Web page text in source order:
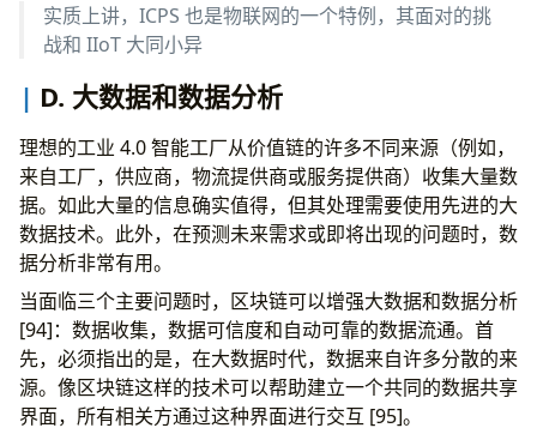
实质上讲，ICPS 也是物联网的一个特例，其面对的挑
战和 IIoT 大同小异
D. 大数据和数据分析
理想的工业 4.0 智能工厂从价值链的许多不同来源（例如，
来自工厂，供应商，物流提供商或服务提供商）收集大量数
据。如此大量的信息确实值得，但其处理需要使用先进的大
数据技术。此外，在预测未来需求或即将出现的问题时，数
据分析非常有用。
当面临三个主要问题时，区块链可以增强大数据和数据分析
[94]：数据收集，数据可信度和自动可靠的数据流通。首
先，必须指出的是，在大数据时代，数据来自许多分散的来
源。像区块链这样的技术可以帮助建立一个共同的数据共享
界面，所有相关方通过这种界面进行交互 [95]。